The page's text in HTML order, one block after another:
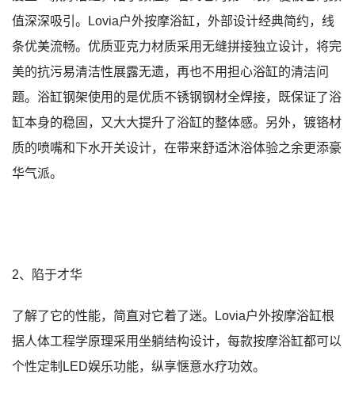
值深深吸引。Lovia户外按摩浴缸，外部设计经典简约，线
条优美流畅。优质亚克力材质采用无缝拼接独立设计，将完
美的抗污易清洁性展露无遗，再也不用担心浴缸的清洁问
题。浴缸钢架使用的是优质不锈钢钢材全焊接，既保证了浴
缸本身的稳固，又大大提升了浴缸的整体感。另外，镀铬材
质的喷嘴和下水开关设计，在带来舒适沐浴体验之余更添豪
华气派。
2、陷于才华
了解了它的性能，简直对它着了迷。Lovia户外按摩浴缸根
据人体工程学原理采用坐躺结构设计，每款按摩浴缸都可以
个性定制LED娱乐功能，纵享惬意水疗功效。